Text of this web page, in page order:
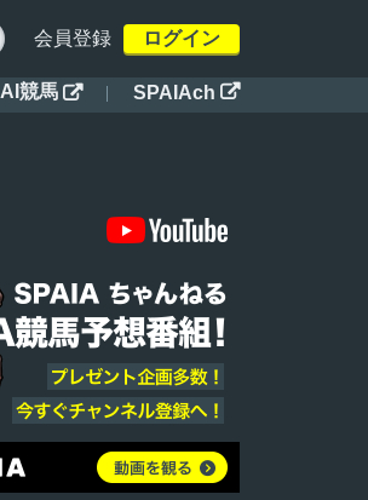
会員登録 ログイン
AI競馬  SPAIAch 